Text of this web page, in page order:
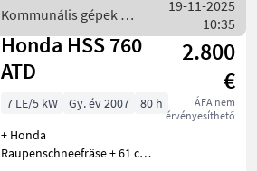
Betriebsstunden Bj.2011
Kommunális gépek Hómar
Kommunális gépek /
Honda
19-11-2025
10:35
Honda HSS 760
ATD
2.800
€
ÁFA nem
érvényesíthető
7 LE/5 kW Gy. év 2007
80 h
+ Honda
Raupenschneefräse + 61 cm